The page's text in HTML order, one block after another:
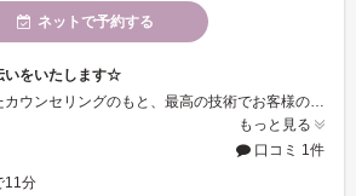
ネットで予約する
いをいたします☆
当店ではしっかりとしたカウンセリングのもと、最高の技術でお客様の魅力を最大限に引き出すお手伝いをさせていただいております。初めての方でも気軽にお越しいただけます。
もっと見る
口コミ 1件
11分